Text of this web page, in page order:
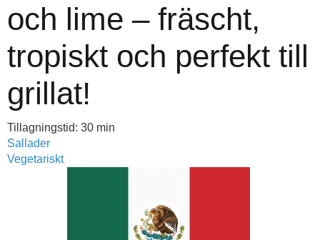
och lime – fräscht,
tropiskt och perfekt till
grillat!
Tillagningstid: 30 min
Sallader
Vegetariskt